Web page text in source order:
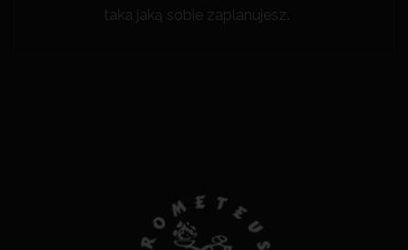
taka jaką sobie zaplanujesz.